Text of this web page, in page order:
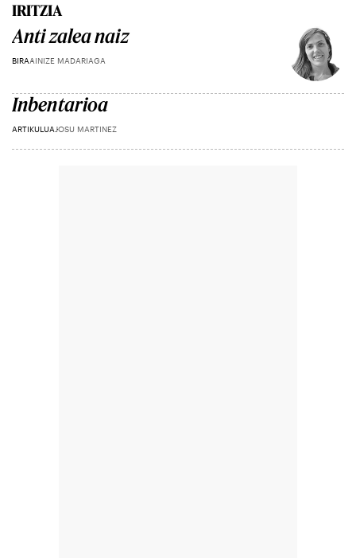
IRITZIA
Anti zalea naiz
BIRAAINIZE MADARIAGA
Inbentarioa
ARTIKULUA JOSU MARTINEZ